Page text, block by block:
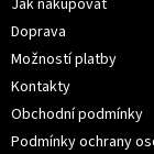
Jak nakupovat
Doprava
Možností platby
Kontakty
Obchodní podmínky
Podmínky ochrany